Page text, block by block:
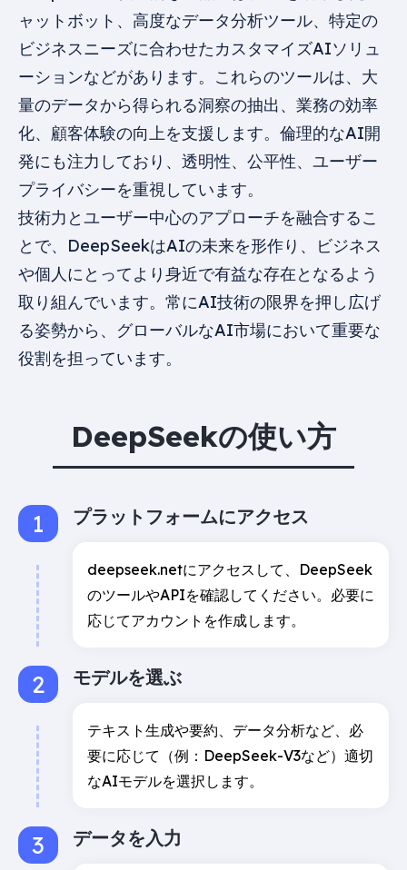
ャットボット、高度なデータ分析ツール、特定の
ビジネスニーズに合わせたカスタマイズAIソリュ
ーションなどがあります。これらのツールは、大
量のデータから得られる洞察の抽出、業務の効率
化、顧客体験の向上を支援します。倫理的なAI開
発にも注力しており、透明性、公平性、ユーザー
プライバシーを重視しています。
技術力とユーザー中心のアプローチを融合するこ
とで、DeepSeekはAIの未来を形作り、ビジネス
や個人にとってより身近で有益な存在となるよう
取り組んでいます。常にAI技術の限界を押し広げ
る姿勢から、グローバルなAI市場において重要な
役割を担っています。
DeepSeekの使い方
プラットフォームにアクセス
deepseek.netにアクセスして、DeepSeek
のツールやAPIを確認してください。必要に
応じてアカウントを作成します。
モデルを選ぶ
テキスト生成や要約、データ分析など、必
要に応じて（例：DeepSeek-V3など）適切
なAIモデルを選択します。
データを入力